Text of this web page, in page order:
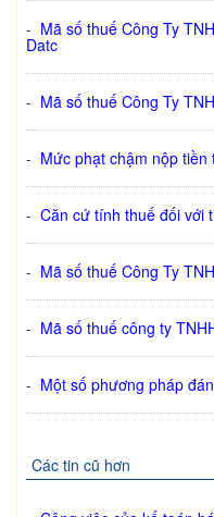
- Mã số thuế Công Ty
Datc
- Mã số thuế Công Ty
- Mức phạt chậm nộp
- Căn cứ tính thuế đối với
- Mã số thuế Công Ty
- Mã số thuế công ty
- Một số phương pháp
Các tin cũ hơn